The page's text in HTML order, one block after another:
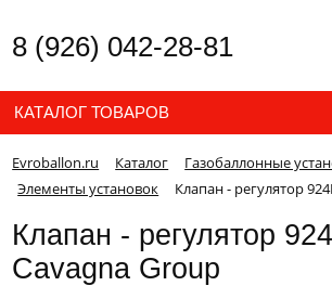
8 (926) 042-28-81
КАТАЛОГ ТОВАРОВ
Evroballon.ru Каталог
Газобаллонные
Элементы установок
Клапан - регулятор
Клапан - регулятор
Cavagna Group